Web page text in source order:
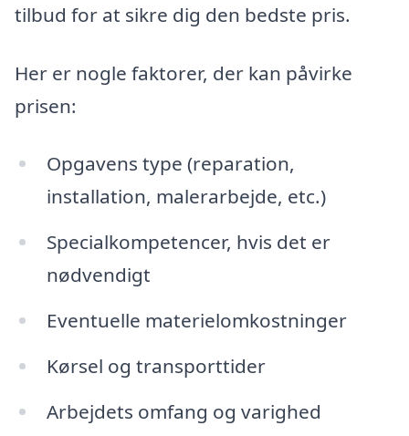
tilbud for at sikre dig den bedste pris.
Her er nogle faktorer, der kan påvirke
prisen:
Opgavens type (reparation,
installation, malerarbejde, etc.)
Specialkompetencer, hvis det er
nødvendigt
Eventuelle materielomkostninger
Kørsel og transporttider
Arbejdets omfang og varighed